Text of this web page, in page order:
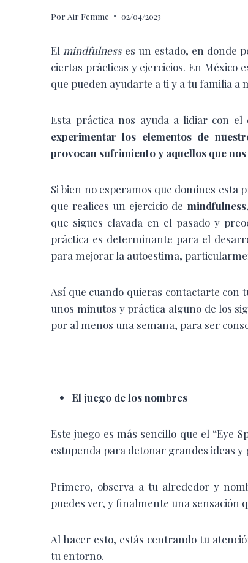
Por Air Femme 02/04/2023
El mindfulnesses un estado, en donde
ciertas prácticas y ejercicios. En México
que pueden ayudarte a ti y a tu familia a
Esta práctica nos ayuda a lidiar con
experimentar los elementos de
provocan sufrimiento y aquellos que
Si bien no esperamos que domines esta
que realices un ejercicio de mindfulness
que sigues clavada en el pasado y
práctica es determinante para el
para mejorar la autoestima,
Así que cuando quieras contactarte con
unos minutos y práctica alguno de los
por al menos una semana, para ser
El juego de los nombres
Este juego es más sencillo que el “Eye
estupenda para detonar grandes ideas y
Primero, observa a tu alrededor y
puedes ver, y finalmente una sensación
Al hacer esto, estás centrando tu
tu entorno.